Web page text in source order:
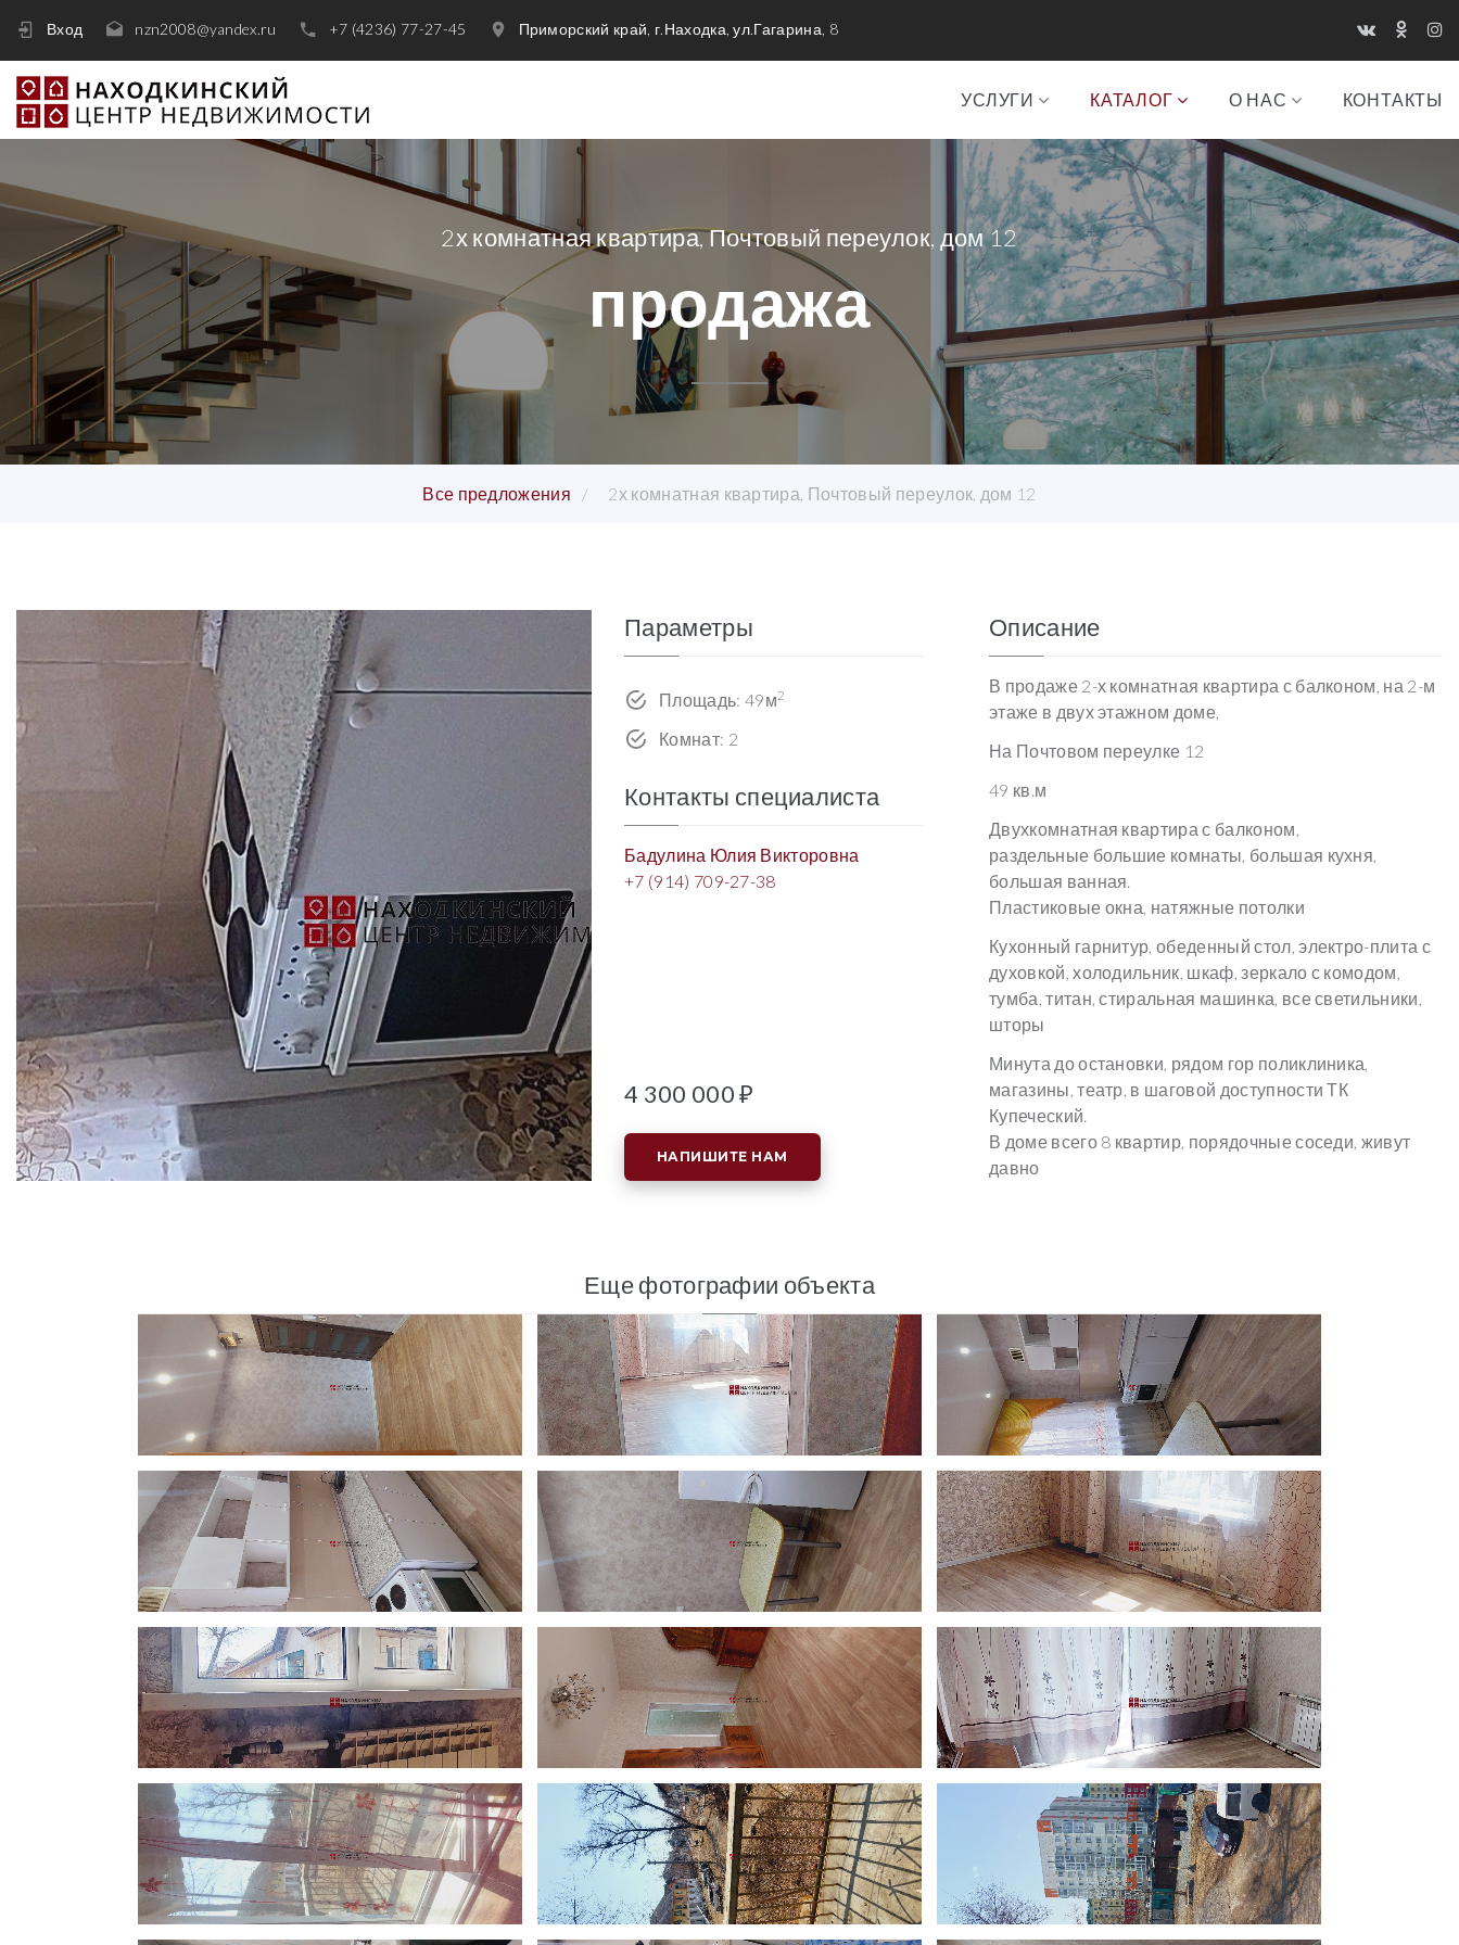
Вход nzn2008@yandex.ru +7 (4236) 77-27-45 Приморский край, г.Находка, ул.Гагарина, 8
УСЛУГИ КАТАЛОГ О НАС КОНТАКТЫ
2х комнатная квартира, Почтовый переулок, дом 12
продажа
Все предложения 2х комнатная квартира, Почтовый переулок, дом 12
Параметры
Площадь: 49м2
Комнат: 2
Контакты специалиста
Бадулина Юлия Викторовна
+7 (914) 709-27-38
4 300 000 ₽
НАПИШИТЕ НАМ
Описание
В продаже 2-х комнатная квартира с балконом, на 2-м
этаже в двух этажном доме,
На Почтовом переулке 12
49 кв.м
Двухкомнатная квартира с балконом,
раздельные большие комнаты, большая кухня,
большая ванная.
Пластиковые окна, натяжные потолки
Кухонный гарнитур, обеденный стол, электро-плита с
духовкой, холодильник, шкаф, зеркало с комодом,
тумба, титан, стиральная машинка, все светильники,
шторы
Минута до остановки, рядом гор поликлиника,
магазины, театр, в шаговой доступности ТК
Купеческий.
В доме всего 8 квартир, порядочные соседи, живут
давно
Еще фотографии объекта